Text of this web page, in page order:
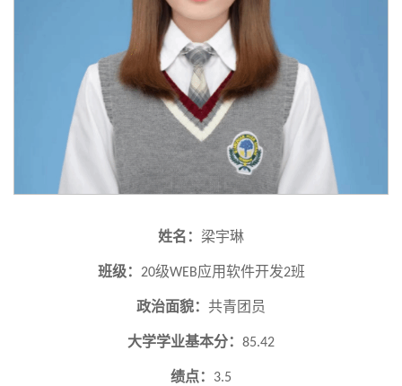
姓名： 梁宇琳
班级： 20级WEB应用软件开发2班
政治面貌： 共青团员
大学学业基本分： 85.42
绩点： 3.5